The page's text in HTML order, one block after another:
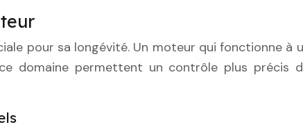
pour sa longévité. Un moteur qui fonctionne à
domaine permettent un contrôle plus précis